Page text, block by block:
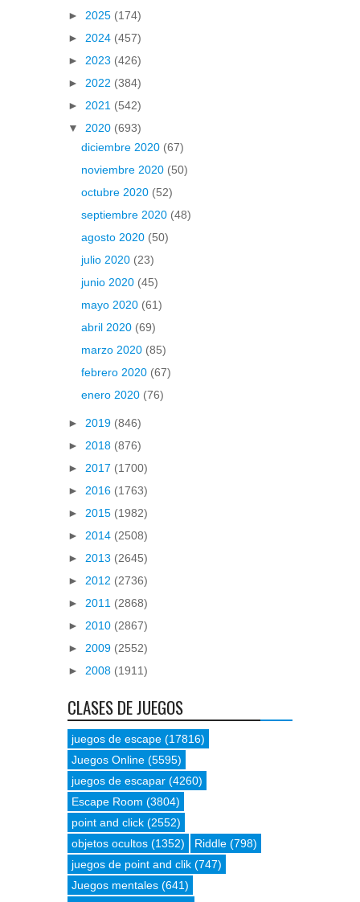
► 2025 (174)
► 2024 (457)
► 2023 (426)
► 2022 (384)
► 2021 (542)
▼ 2020 (693)
diciembre 2020 (67)
noviembre 2020 (50)
octubre 2020 (52)
septiembre 2020 (48)
agosto 2020 (50)
julio 2020 (23)
junio 2020 (45)
mayo 2020 (61)
abril 2020 (69)
marzo 2020 (85)
febrero 2020 (67)
enero 2020 (76)
► 2019 (846)
► 2018 (876)
► 2017 (1700)
► 2016 (1763)
► 2015 (1982)
► 2014 (2508)
► 2013 (2645)
► 2012 (2736)
► 2011 (2868)
► 2010 (2867)
► 2009 (2552)
► 2008 (1911)
CLASES DE JUEGOS
juegos de escape (17816)
Juegos Online (5595)
juegos de escapar (4260)
Escape Room (3804)
point and click (2552)
objetos ocultos (1352) Riddle (798)
juegos de point and clik (747)
Juegos mentales (641)